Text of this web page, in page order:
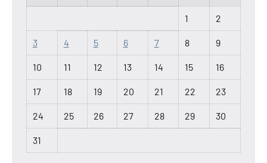
1 2
3 4 5 6 7 8 9
10 11 12 13 14 15 16
17 18 19 20 21 22 23
24 25 26 27 28 29 30
31